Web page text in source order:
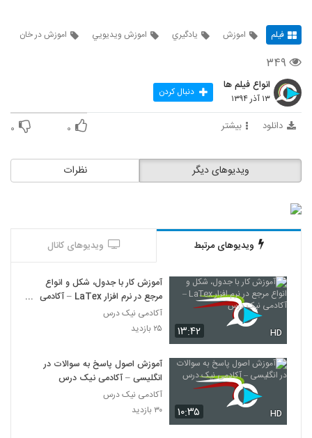
فیلم اموزش يادگيري اموزش ويديويي اموزش در خان
۳۴۹
انواع فیلم ها
۱۳ آذر ۱۳۹۴ دنبال کردن
دانلود بیشتر ۰ ۰
نظرات ویدیوهای دیگر
ویدیوهای مرتبط ویدیوهای کانال
۱۳:۴۲ HD
آموزش کار با جدول، شکل و انواع
مرجع در نرم افزار LaTex – آکادمی
نیک درس
آکادمی نیک درس
۲۵ بازدید
۱۰:۳۵ HD
آموزش اصول پاسخ به سوالات در
انگلیسی – آکادمی نیک درس
آکادمی نیک درس
۳۰ بازدید